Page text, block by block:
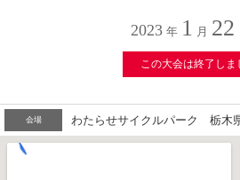
2023 年 1 月 22
この大会は終了しま
会場 わたらせサイクルパーク 栃木